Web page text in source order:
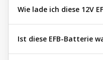
Wie lade ich diese 12V
Ist diese EFB-Batterie